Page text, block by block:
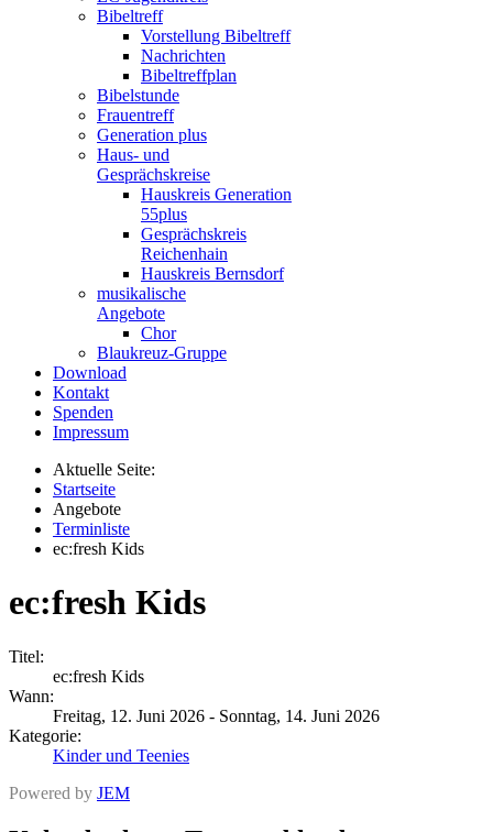
Bibeltreff
Vorstellung Bibeltreff
Nachrichten
Bibeltreffplan
Bibelstunde
Frauentreff
Generation plus
Haus- und
Gesprächskreise
Hauskreis Generation
55plus
Gesprächskreis
Reichenhain
Hauskreis Bernsdorf
musikalische
Angebote
Chor
Blaukreuz-Gruppe
Download
Kontakt
Spenden
Impressum
Aktuelle Seite:
Startseite
Angebote
Terminliste
ec:fresh Kids
ec:fresh Kids
Titel:
ec:fresh Kids
Wann:
Freitag, 12. Juni 2026 - Sonntag, 14. Juni 2026
Kategorie:
Kinder und Teenies
Powered by JEM